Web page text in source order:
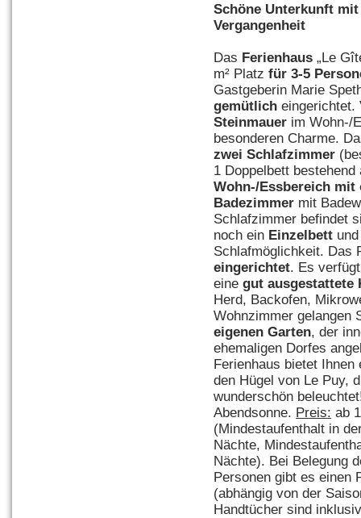
Schöne Unterkunft
Vergangenheit
Das Ferienhaus „Le
m² Platzfür 3-5
Gastgeberin Marie
gemütlich eingerichtet.
Steinmauer im Wohn-/
besonderen Charme.
zwei Schlafzimmer
1 Doppelbett
Wohn-/Essbereich mit
Badezimmer mit
Schlafzimmer befindet
noch ein Einzelbett
Schlafmöglichkeit. Das
eingerichtet. Es
einegut ausgestattete
Herd, Backofen,
Wohnzimmer gelangen
eigenen Garten, der
ehemaligen Dorfes
Ferienhaus bietet
den Hügel von Le Puy,
wunderschön
Abendsonne. Preis: ab
(Mindestaufenthalt in
Nächte,
Nächte). Bei Belegung
Personen gibt es einen
(abhängig von der
Handtücher sind